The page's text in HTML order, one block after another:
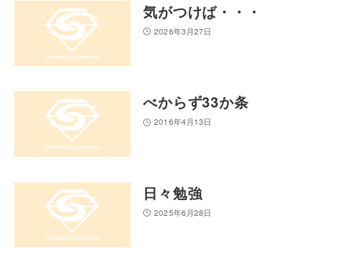
気がつけば・・・
2026年3月27日
べからず33か条
2016年4月13日
日々勉強
2025年6月28日